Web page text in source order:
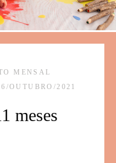
MENSAL
OUTUBRO/2021
meses